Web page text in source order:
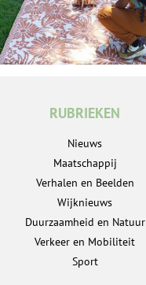
RUBRIEKEN
Nieuws
Maatschappij
Verhalen en Beelden
Wijknieuws
Duurzaamheid en Natuur
Verkeer en Mobiliteit
Sport